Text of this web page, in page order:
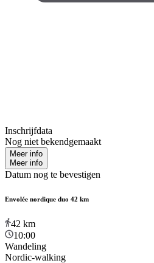
Inschrijfdata
Nog niet bekendgemaakt
Meer info
Meer info
Datum nog te bevestigen
Envolée nordique duo 42 km
42 km
10:00
Wandeling
Nordic-walking